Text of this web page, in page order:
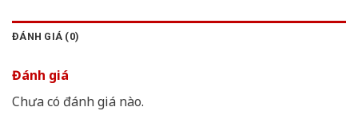
ĐÁNH GIÁ (0)
Đánh giá
Chưa có đánh giá nào.